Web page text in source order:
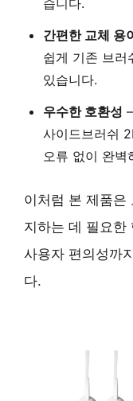
간편한 교체 용
쉽게 기존 브러
있습니다.
우수한 호환성
사이드브러쉬
오류 없이 완벽
이처럼 본 제품은
지하는 데 필요한
사용자 편의성까
다.